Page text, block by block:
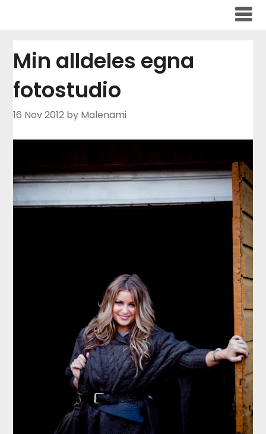
Min alldeles egna
fotostudio
16 Nov 2012 by Malenami